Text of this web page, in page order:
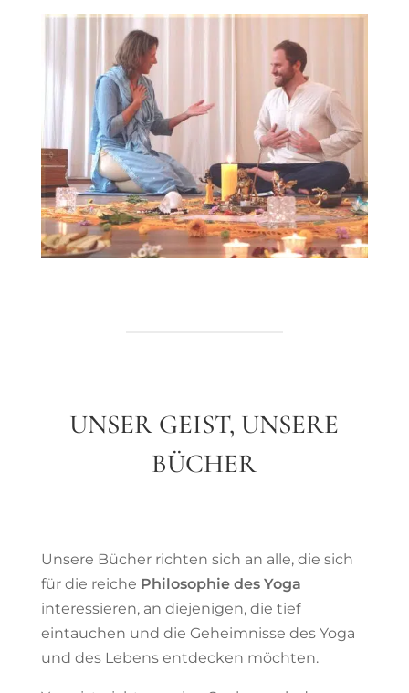
UNSER GEIST, UNSERE
BÜCHER
Unsere Bücher richten sich an alle, die sich
für die reiche Philosophie des Yoga
interessieren, an diejenigen, die tief
eintauchen und die Geheimnisse des Yoga
und des Lebens entdecken möchten.